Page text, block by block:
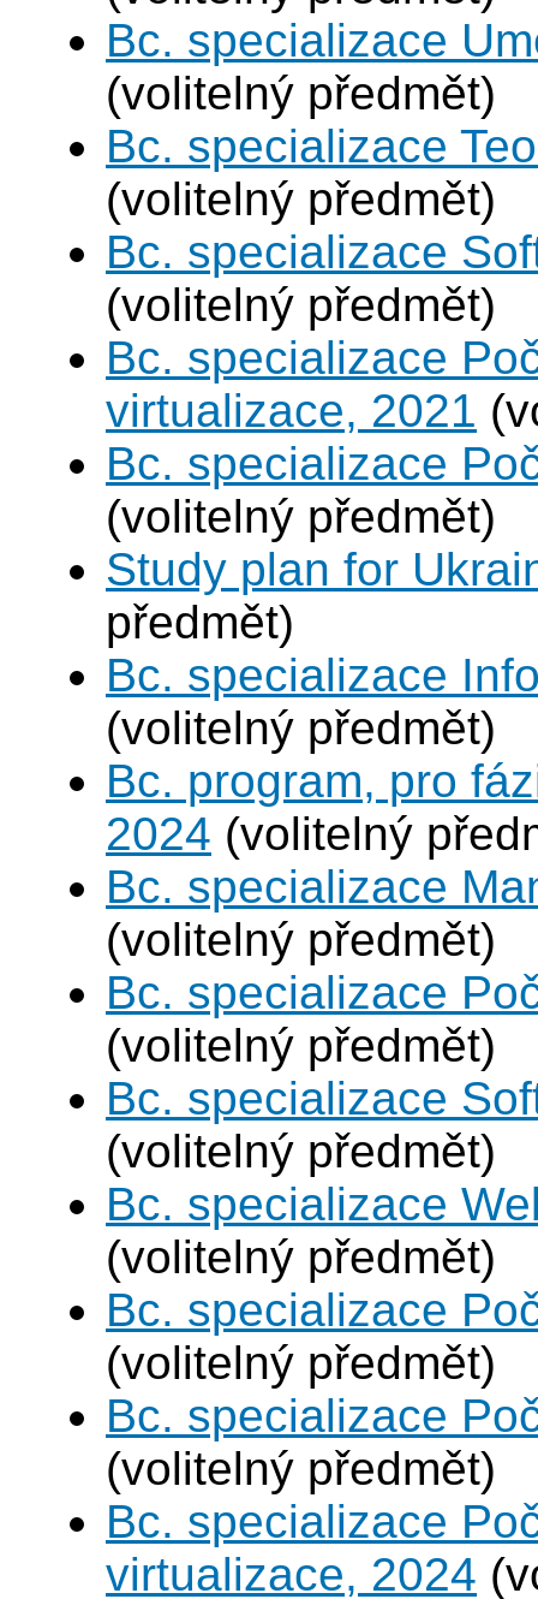
Bc. specializace
(volitelný předmět)
Bc. specializace
(volitelný předmět)
Bc. specializace
(volitelný předmět)
Bc. specializace
virtualizace, 2021
Bc. specializace
(volitelný předmět)
Study plan for
předmět)
Bc. specializace
(volitelný předmět)
Bc. program, pro
2024 (volitelný
Bc. specializace
(volitelný předmět)
Bc. specializace
(volitelný předmět)
Bc. specializace
(volitelný předmět)
Bc. specializace
(volitelný předmět)
Bc. specializace
(volitelný předmět)
Bc. specializace
(volitelný předmět)
Bc. specializace
virtualizace, 2024